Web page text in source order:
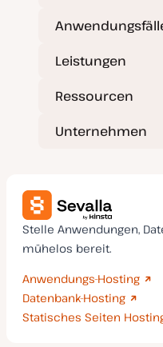
Leistungen
Ressourcen
Unternehmen
Stelle Anwendungen,
mühelos bereit.
Anwendungs-Hosting
Datenbank-Hosting
Statisches Seiten